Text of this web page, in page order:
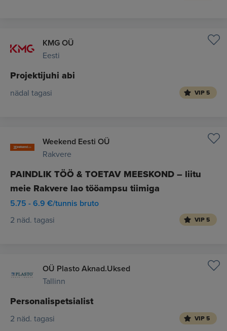
KMG OÜ
Eesti
Projektijuhi abi
nädal tagasi VIP 5
Weekend Eesti OÜ
Rakvere
PAINDLIK TÖÖ & TOETAV MEESKOND – liitu
meie Rakvere lao tööampsu tiimiga
5.75 - 6.9 €/tunnis bruto
2 näd. tagasi VIP 5
OÜ Plasto Aknad.Uksed
Tallinn
Personalispetsialist
2 näd. tagasi VIP 5